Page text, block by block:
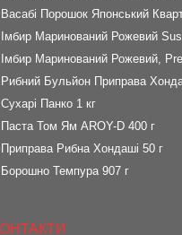
Васабі Порошок Японський
Імбир Маринований Рожевий
Імбир Маринований Рожевий,
Рибний Бульйон Приправа
Сухарі Панко 1 кг
Паста Том Ям AROY-D 400 г
Приправа Рибна Хондаші 50 г
Борошно Темпура 907 г